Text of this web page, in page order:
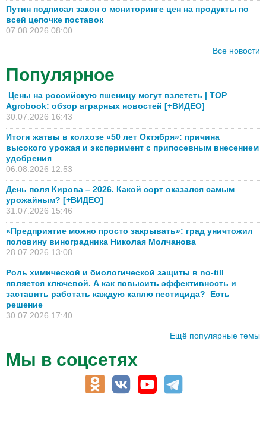
Путин подписал закон о мониторинге цен на продукты по
всей цепочке поставок
07.08.2026 08:00
Все новости
Популярное
Цены на российскую пшеницу могут взлететь | TOP
Agrobook: обзор аграрных новостей [+ВИДЕО]
30.07.2026 16:43
Итоги жатвы в колхозе «50 лет Октября»: причина
высокого урожая и эксперимент с припосевным внесением
удобрения
06.08.2026 12:53
День поля Кирова – 2026. Какой сорт оказался самым
урожайным? [+ВИДЕО]
31.07.2026 15:46
«Предприятие можно просто закрывать»: град уничтожил
половину виноградника Николая Молчанова
28.07.2026 13:08
Роль химической и биологической защиты в no-till
является ключевой. А как повысить эффективность и
заставить работать каждую каплю пестицида? Есть
решение
30.07.2026 17:40
Ещё популярные темы
Мы в соцсетях